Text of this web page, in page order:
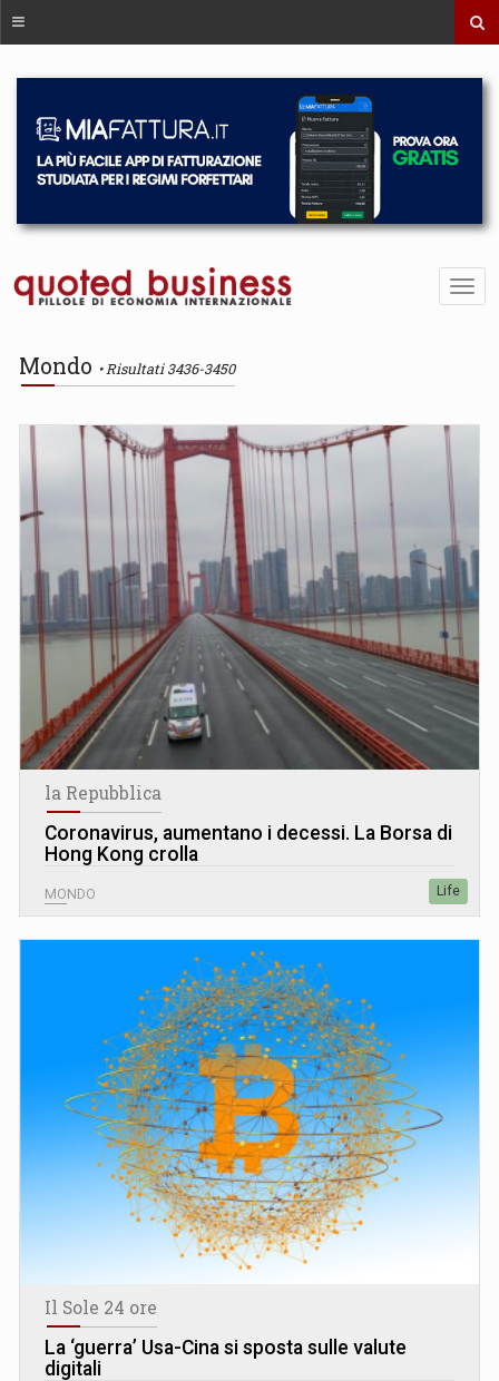
Mondo Risultati 3436-3450
la Repubblica
Coronavirus, aumentano i decessi. La Borsa di
Hong Kong crolla
MONDO Life
Il Sole 24 ore
La ‘guerra’ Usa-Cina si sposta sulle valute
digitali